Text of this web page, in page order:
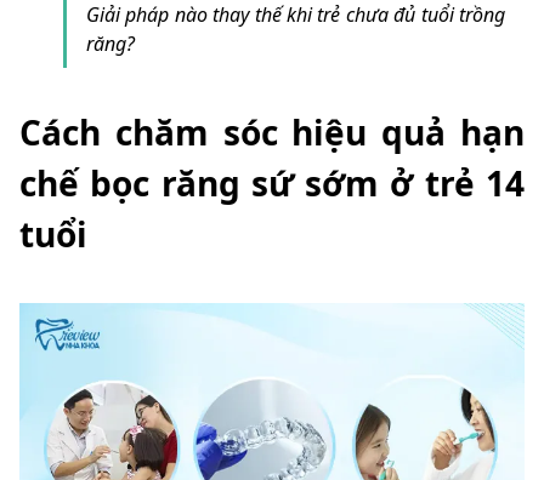
Giải pháp nào thay thế khi trẻ chưa đủ tuổi trồng
răng?
Cách chăm sóc hiệu quả hạn
chế bọc răng sứ sớm ở trẻ 14
tuổi